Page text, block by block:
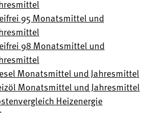
95 Monatsmittel und
98 Monatsmittel und
Monatsmittel und Jahresmittel
Monatsmittel und Jahresmittel
Heizenergie